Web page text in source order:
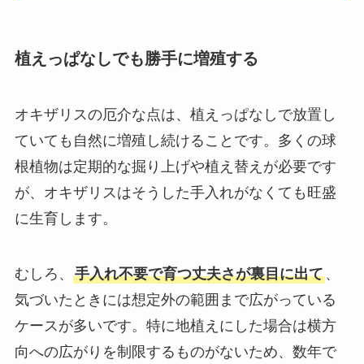
植えっぱなしでも勝手に増殖する
オキザリスの厄介な点は、植えっぱなしで放置し
ていても自然に増殖し続けることです。多くの球
根植物は定期的な掘り上げや植え替えが必要です
が、オキザリスはそうした手入れがなくても旺盛
に生育します。
むしろ、 手入れ不要で育つ丈夫さが裏目に出て、
気づいたときには想定外の範囲まで広がっている
ケースが多いです。特に地植えにした場合は横方
向への広がりを制限するものがないため、数年で